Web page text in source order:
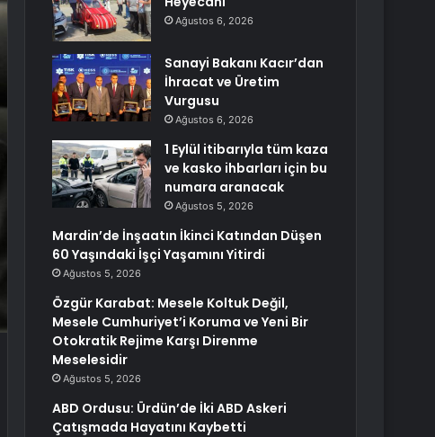
Ağustos 6, 2026
Sanayi Bakanı Kacır’dan
İhracat ve Üretim
Vurgusu
Ağustos 6, 2026
1 Eylül itibarıyla tüm kaza
ve kasko ihbarları için bu
numara aranacak
Ağustos 5, 2026
Mardin’de İnşaatın İkinci Katından Düşen
60 Yaşındaki İşçi Yaşamını Yitirdi
Ağustos 5, 2026
Özgür Karabat: Mesele Koltuk Değil,
Mesele Cumhuriyet’i Koruma ve Yeni Bir
Otokratik Rejime Karşı Direnme
Meselesidir
Ağustos 5, 2026
ABD Ordusu: Ürdün’de İki ABD Askeri
Çatışmada Hayatını Kaybetti